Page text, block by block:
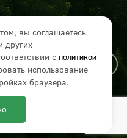
защищены.
вы соглашаетесь
других
с политикой
использование
браузера.